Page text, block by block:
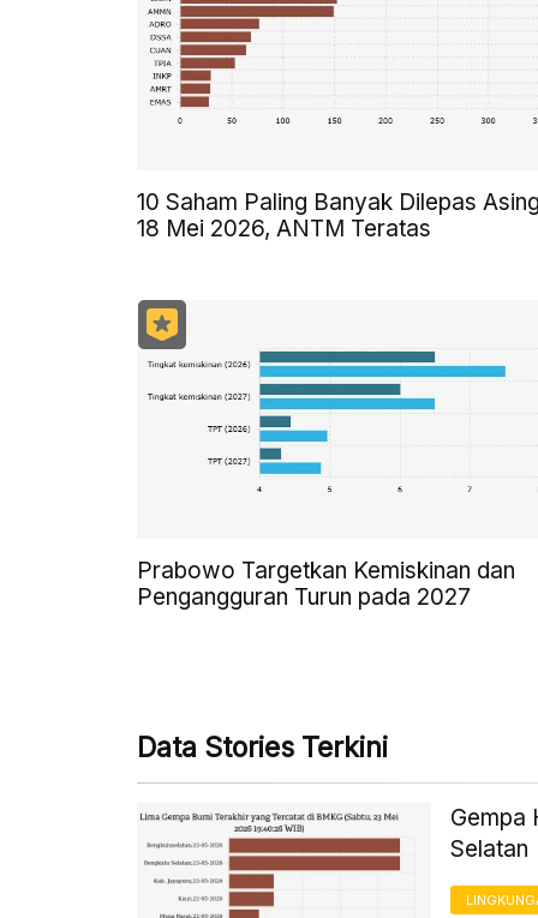
10 Saham Paling Banyak Dilepas
18 Mei 2026, ANTM Teratas
Prabowo Targetkan Kemiskinan dan
Pengangguran Turun pada 2027
Data Stories Terkini
Gempa
Selatan